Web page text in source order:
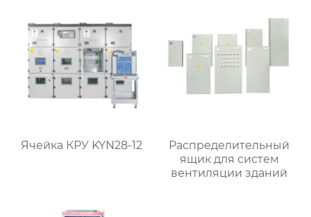
Ячейка КРУ KYN28-12
Распределительный
ящик для систем
вентиляции зданий